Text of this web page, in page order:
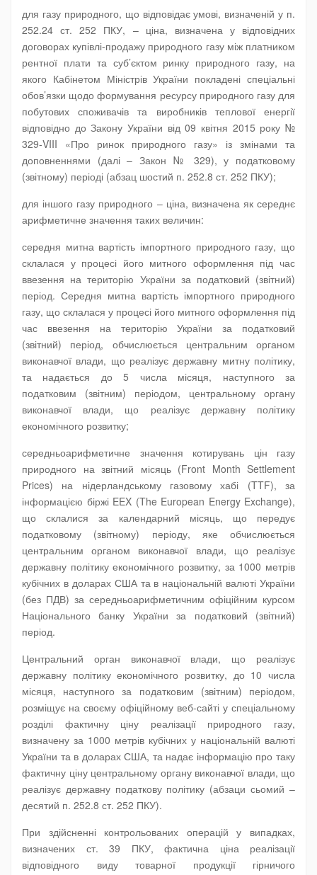
для газу природного, що відповідає умові, визначеній у п.
252.24 ст. 252 ПКУ, – ціна, визначена у відповідних
договорах купівлі-продажу природного газу між платником
рентної плати та суб’єктом ринку природного газу, на
якого Кабінетом Міністрів України покладені спеціальні
обов’язки щодо формування ресурсу природного газу для
побутових споживачів та виробників теплової енергії
відповідно до Закону України від 09 квітня 2015 року №
329-VIII «Про ринок природного газу» із змінами та
доповненнями (далі – Закон № 329), у податковому
(звітному) періоді (абзац шостий п. 252.8 ст. 252 ПКУ);
для іншого газу природного – ціна, визначена як середнє
арифметичне значення таких величин:
середня митна вартість імпортного природного газу, що
склалася у процесі його митного оформлення під час
ввезення на територію України за податковий (звітний)
період. Середня митна вартість імпортного природного
газу, що склалася у процесі його митного оформлення під
час ввезення на територію України за податковий
(звітний) період, обчислюється центральним органом
виконавчої влади, що реалізує державну митну політику,
та надається до 5 числа місяця, наступного за
податковим (звітним) періодом, центральному органу
виконавчої влади, що реалізує державну політику
економічного розвитку;
середньоарифметичне значення котирувань цін газу
природного на звітний місяць (Front Month Settlement
Prices) на нідерландському газовому хабі (TTF), за
інформацією біржі EEX (The European Energy Exchange),
що склалися за календарний місяць, що передує
податковому (звітному) періоду, яке обчислюється
центральним органом виконавчої влади, що реалізує
державну політику економічного розвитку, за 1000 метрів
кубічних в доларах США та в національній валюті України
(без ПДВ) за середньоарифметичним офіційним курсом
Національного банку України за податковий (звітний)
період.
Центральний орган виконавчої влади, що реалізує
державну політику економічного розвитку, до 10 числа
місяця, наступного за податковим (звітним) періодом,
розміщує на своєму офіційному веб-сайті у спеціальному
розділі фактичну ціну реалізації природного газу,
визначену за 1000 метрів кубічних у національній валюті
України та в доларах США, та надає інформацію про таку
фактичну ціну центральному органу виконавчої влади, що
реалізує державну податкову політику (абзаци сьомий –
десятий п. 252.8 ст. 252 ПКУ).
При здійсненні контрольованих операцій у випадках,
визначених ст. 39 ПКУ, фактична ціна реалізації
відповідного виду товарної продукції гірничого